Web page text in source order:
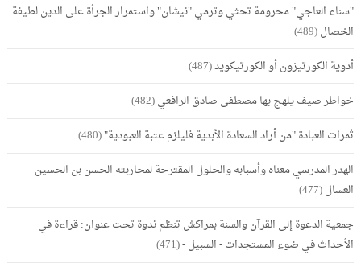
"سناء العاجي" محرومة تحثي وترمي "نيشان" واستمرار الجرأة على الدين لطيفة
الخصال(489)
أدوية الكورتيزون أو الكورتيكويد(487)
خواطر صيف يلهج بها مصطفى صادق الرافعي(482)
ثمرات العبادة "من أراد السعادة الأبدية فليلزم عتبة العبودية"(480)
الهدر المدرسي معناه وأسبابه والحلول المقترحة لمحاربته الحسن بن الحسين
العسال(477)
جمعية الدعوة إلى القرآن والسنة بمراكش تنظم ندوة تحت عنوان: قراءة في
الأحداث في ضوء المستجدات - السبيل -(471)